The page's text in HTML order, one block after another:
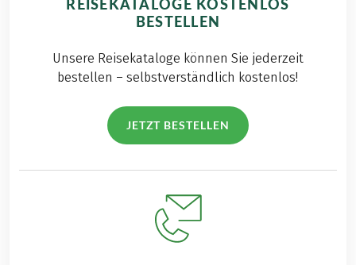
REISEKATALOGE KOSTENLOS
BESTELLEN
Unsere Reisekataloge können Sie jederzeit
bestellen – selbstverständlich kostenlos!
JETZT BESTELLEN